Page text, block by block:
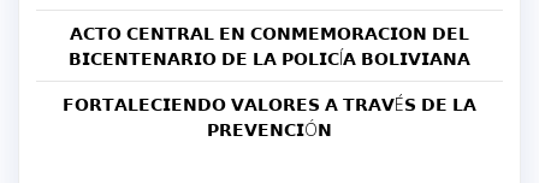
𝗔𝗖𝗧𝗢 𝗖𝗘𝗡𝗧𝗥𝗔𝗟 𝗘𝗡 𝗖𝗢𝗡𝗠𝗘𝗠𝗢𝗥𝗔𝗖𝗜𝗢𝗡 𝗗𝗘𝗟
𝗕𝗜𝗖𝗘𝗡𝗧𝗘𝗡𝗔𝗥𝗜𝗢 𝗗𝗘 𝗟𝗔 𝗣𝗢𝗟𝗜𝗖Í𝗔 𝗕𝗢𝗟𝗜𝗩𝗜𝗔𝗡𝗔
𝗙𝗢𝗥𝗧𝗔𝗟𝗘𝗖𝗜𝗘𝗡𝗗𝗢 𝗩𝗔𝗟𝗢𝗥𝗘𝗦 𝗔 𝗧𝗥𝗔𝗩É𝗦 𝗗𝗘 𝗟𝗔
𝗣𝗥𝗘𝗩𝗘𝗡𝗖𝗜Ó𝗡